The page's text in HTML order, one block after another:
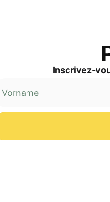
Inscri­vez-